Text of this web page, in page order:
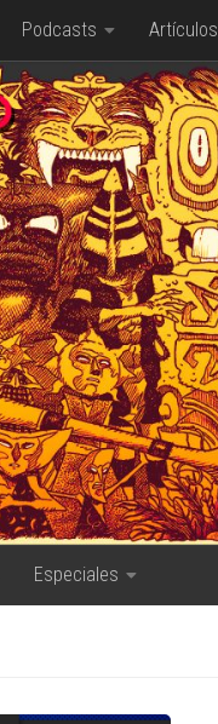
Podcasts Artículos
Especiales